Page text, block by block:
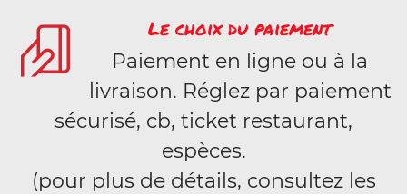
Le choix du paiement
Paiement en ligne ou à la
livraison. Réglez par paiement
sécurisé, cb, ticket restaurant,
espèces.
(pour plus de détails, consultez les